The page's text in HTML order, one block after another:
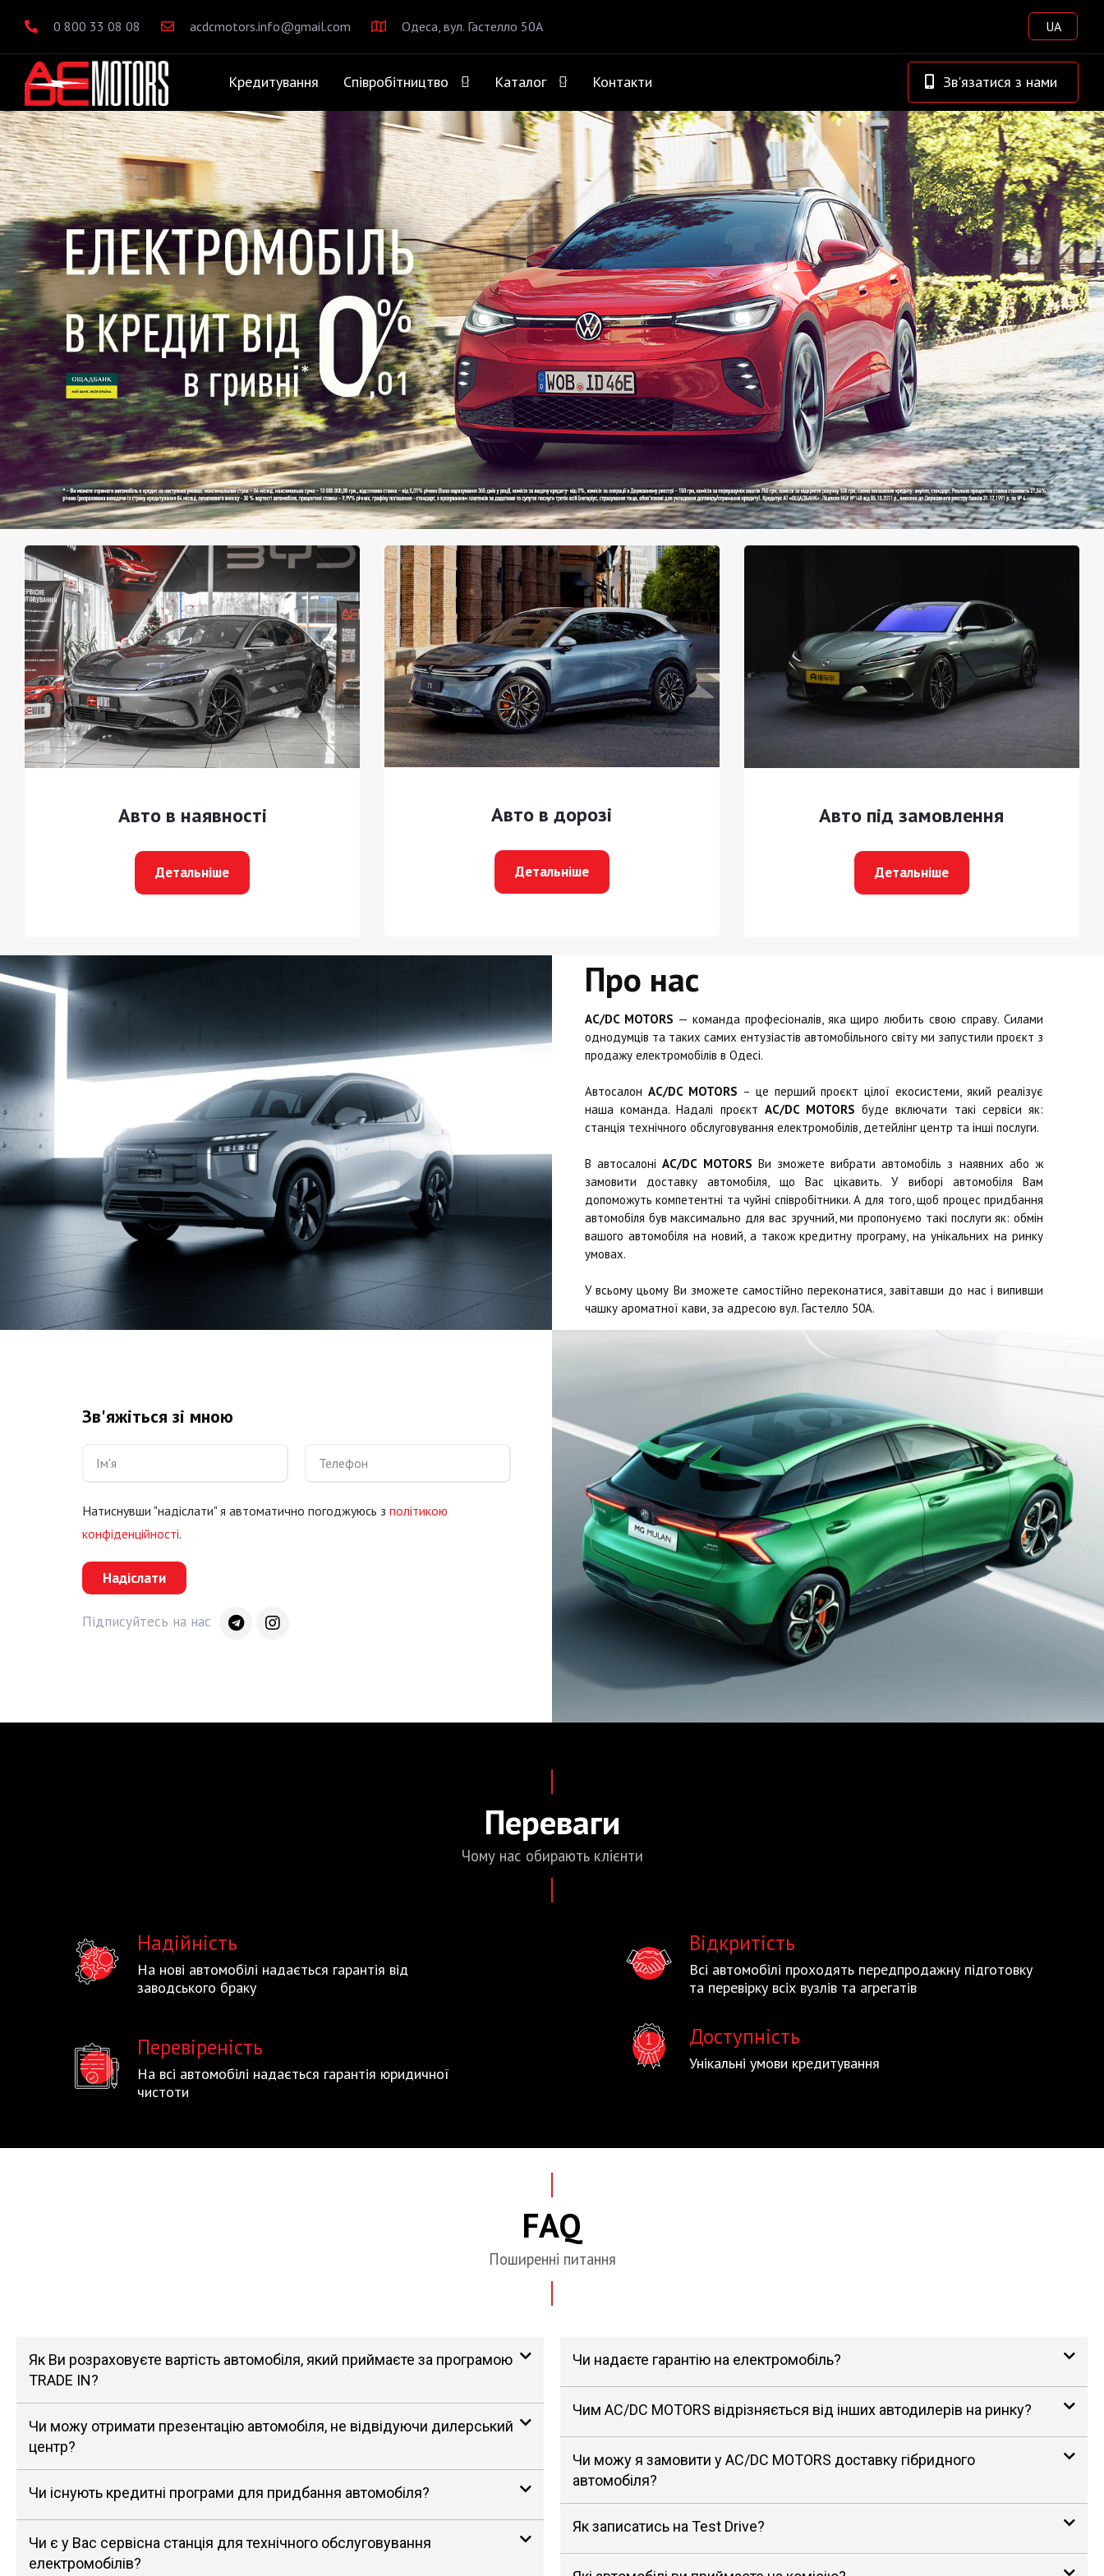
0 800 33 08 08 acdcmotors.info@gmail.com Одеса, вул. Гастелло 50А UA
Кредитування Співробітництво Каталог Контакти Зв'язатися з нами
Авто в наявності
Детальніше
Авто в дорозі
Детальніше
Авто під замовлення
Детальніше
Про нас
AC/DC MOTORS — команда професіоналів, яка щиро любить свою справу. Силами
однодумців та таких самих ентузіастів автомобільного світу ми запустили проєкт з
продажу електромобілів в Одесі.
Автосалон AC/DC MOTORS – це перший проєкт цілої екосистеми, який реалізує
наша команда. Надалі проєкт AC/DC MOTORS буде включати такі сервіси як:
станція технічного обслуговування електромобілів, детейлінг центр та інші послуги.
В автосалоніAC/DC MOTORS Ви зможете вибрати автомобіль з наявних або ж
замовити доставку автомобіля, що Вас цікавить. У виборі автомобіля Вам
допоможуть компетентні та чуйні співробітники. А для того, щоб процес придбання
автомобіля був максимально для вас зручний, ми пропонуємо такі послуги як: обмін
вашого автомобіля на новий, а також кредитну програму, на унікальних на ринку
умовах.
У всьому цьому Ви зможете самостійно переконатися, завітавши до нас і випивши
чашку ароматної кави, за адресою вул. Гастелло 50А.
Зв'яжіться зі мною
Натиснувши "надіслати" я автоматично погоджуюсь з політикою
конфіденційності.
Надіслати
Підписуйтесь на нас
Переваги
Чому нас обираютьклієнти
Надійність
На нові автомобілі надається гарантія від
заводського браку
Перевіреність
На всі автомобілі надається гарантія юридичної
чистоти
Відкритість
Всі автомобілі проходять передпродажну підготовку
та перевірку всіх вузлів та агрегатів
Доступність
Унікальні умови кредитування
FAQ
Поширенні питання
Як Ви розраховуєте вартість автомобіля, який приймаєте за програмою
TRADE IN?
Чи можу отримати презентацію автомобіля, не відвідуючи дилерський
центр?
Чи існують кредитні програми для придбання автомобіля?
Чи є у Вас сервісна станція для технічного обслуговування
електромобілів?
Чи надаєте гарантію на електромобіль?
Чим AC/DC MOTORS відрізняється від інших автодилерів на ринку?
Чи можу я замовити у AC/DC MOTORS доставку гібридного
автомобіля?
Як записатись на Test Drive?